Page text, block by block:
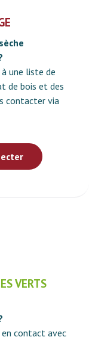
une liste de
de bois et des
contacter via
VERTS
contact avec